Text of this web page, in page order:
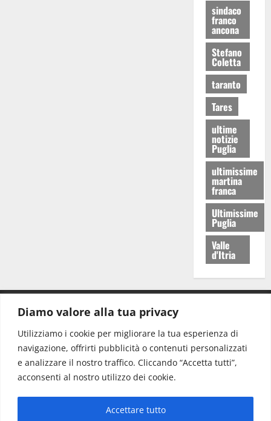
Diamo valore alla tua privacy
Utilizziamo i cookie per migliorare la tua esperienza di
navigazione, offrirti pubblicità o contenuti personalizzati
e analizzare il nostro traffico. Cliccando “Accetta tutti”,
acconsenti al nostro utilizzo dei cookie.
Accettare tutto
sindaco
franco
ancona
Stefano
Coletta
taranto
Tares
ultime
notizie
Puglia
ultimissime
martina
franca
Ultimissime
Puglia
Valle
d'Itria
Redazione: redazione@www.martinasera.it
Direttore:direttore@www.martinasera.it
Info & Commerciale:info@www.martinasera.it